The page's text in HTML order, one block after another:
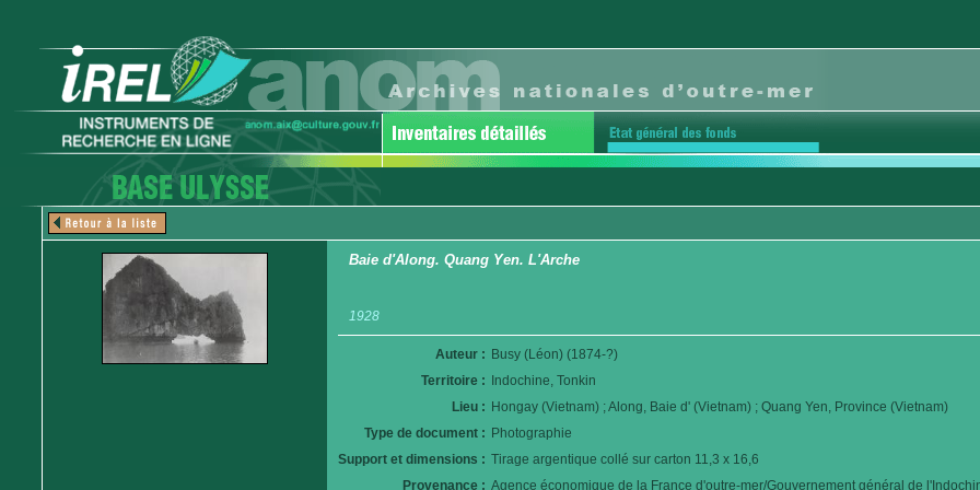
Baie d'Along. Quang Yen. L'Arche
1928
Auteur : Busy (Léon) (1874-?)
Territoire :
Indochine, Tonkin
Lieu : Hongay (Vietnam) ; Along, Baie d' (Vietnam) ; Quang Yen, Province (Vietnam)
Type de document : Photographie
Support et dimensions : Tirage argentique collé sur carton 11,3 x 16,6
Provenance : Agence économique de la France d'outre-mer/Gouvernement général de